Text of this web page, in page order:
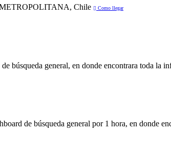
Chile Como llegar
búsqueda general, en donde encontrara toda la
de búsqueda general por 1 hora, en donde